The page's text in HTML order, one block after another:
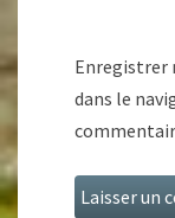
Enregistrer
dans le